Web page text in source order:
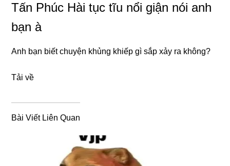
Tấn Phúc Hài tục tĩu nổi giận nói anh
bạn à
Anh bạn biết chuyện khủng khiếp gì sắp xảy ra không?
Tải về
Bài Viết Liên Quan